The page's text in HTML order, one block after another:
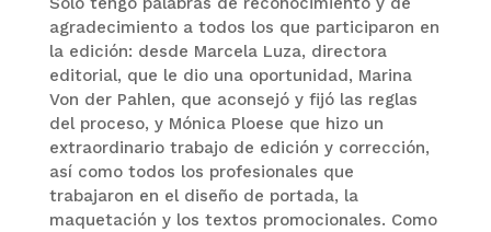
agradecimiento a todos los que participaron en
la edición: desde Marcela Luza, directora
editorial, que le dio una oportunidad, Marina
Von der Pahlen, que aconsejó y fijó las reglas
del proceso, y Mónica Ploese que hizo un
extraordinario trabajo de edición y corrección,
así como todos los profesionales que
trabajaron en el diseño de portada, la
maquetación y los textos promocionales. Como